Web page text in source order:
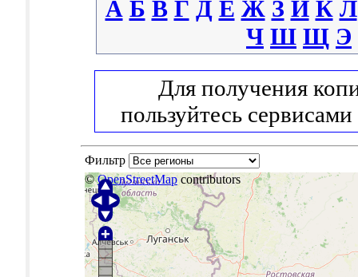
А Б В Г Д Е Ж З И К Л
Ч Ш Щ Э
Для получения
пользуйтесь сервисами
Фильтр
©OpenStreetMapcontributors